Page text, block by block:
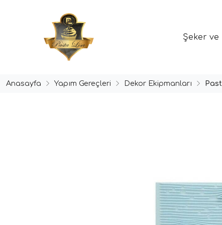
Şeker ve
Anasayfa Yapım Gereçleri Dekor Ekipmanları